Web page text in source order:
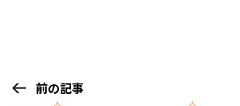
前の記事